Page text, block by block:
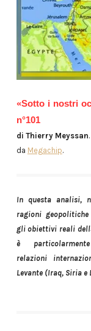
«Sotto i nostri
n°101
di Thierry Meyssan.
da Megachip.
In questa analisi,
ragioni
gli obiettivi reali
è
relazioni
Levante (Iraq, Siria e